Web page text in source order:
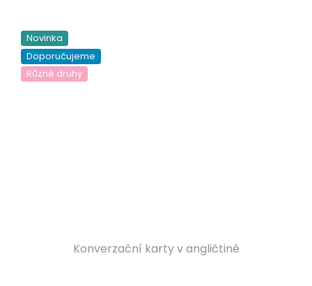
Novinka
Doporučujeme
Různé druhy
Konverzační karty v angličtině